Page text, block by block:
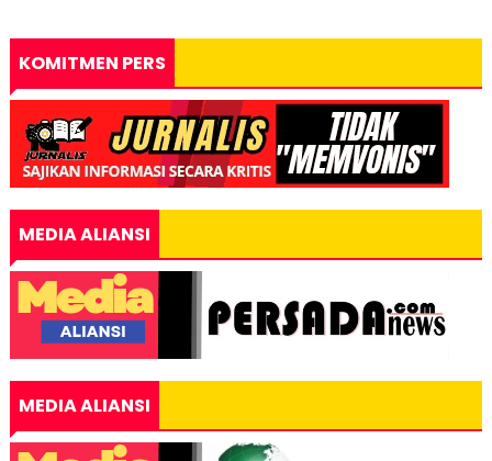
KOMITMEN PERS
MEDIA ALIANSI
MEDIA ALIANSI